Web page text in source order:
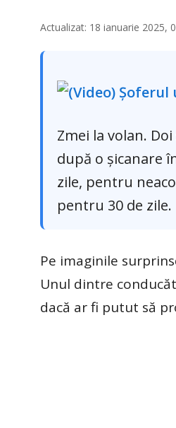
Actualizat: 18 ianuarie 2025,
Zmei la volan.
după o şicanare
zile, pentru
pentru 30 de zile.
Pe imaginile
Unul dintre
dacă ar fi putut să